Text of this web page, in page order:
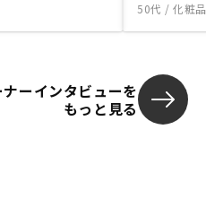
50代 / 化粧
ナーインタビューを
もっと見る